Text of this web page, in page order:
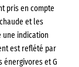
pris en compte
et les
une indication
est reflété par
énergivores et G